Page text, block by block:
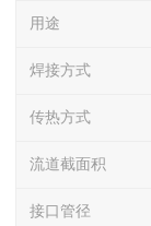
用途
焊接方式
传热方式
流道截面积
接口管径